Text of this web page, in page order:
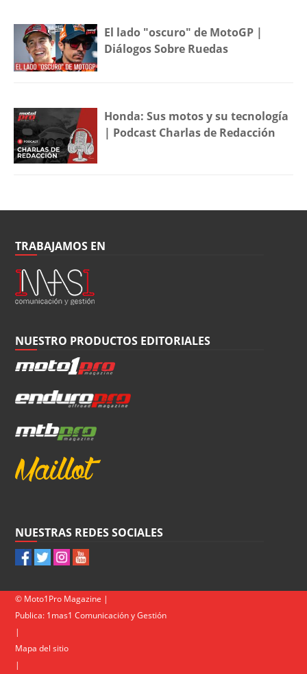
El lado "oscuro" de MotoGP |
Diálogos Sobre Ruedas
Honda: Sus motos y su tecnología
| Podcast Charlas de Redacción
TRABAJAMOS EN
NUESTRO PRODUCTOS EDITORIALES
NUESTRAS REDES SOCIALES
© Moto1Pro Magazine |
Publica: 1mas1 Comunicación y Gestión
|
Mapa del sitio
|